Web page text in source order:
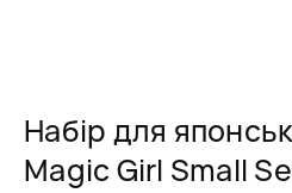
Набір для
Magic Girl Small